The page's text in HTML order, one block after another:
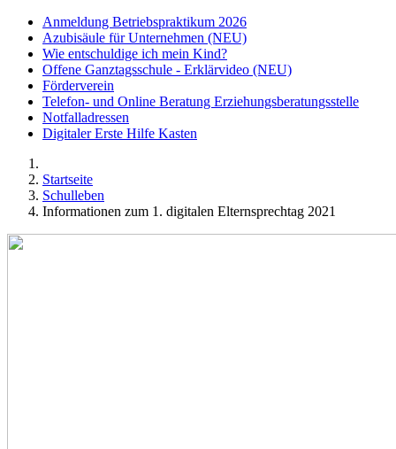
Anmeldung Betriebspraktikum 2026
Azubisäule für Unternehmen (NEU)
Wie entschuldige ich mein Kind?
Offene Ganztagsschule - Erklärvideo (NEU)
Förderverein
Telefon- und Online Beratung Erziehungsberatungsstelle
Notfalladressen
Digitaler Erste Hilfe Kasten
Startseite
Schulleben
Informationen zum 1. digitalen Elternsprechtag 2021